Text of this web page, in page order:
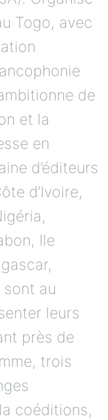
Togo, avec
de
et la
en
d’éditeurs
d’Ivoire,
Ile
au
leurs
près de
trois
coéditions,